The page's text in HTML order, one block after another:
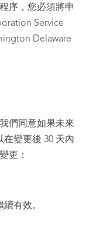
序，您必須將申
Service
Delaware
們同意如果未來
變更後 30 天內
更：
續有效。